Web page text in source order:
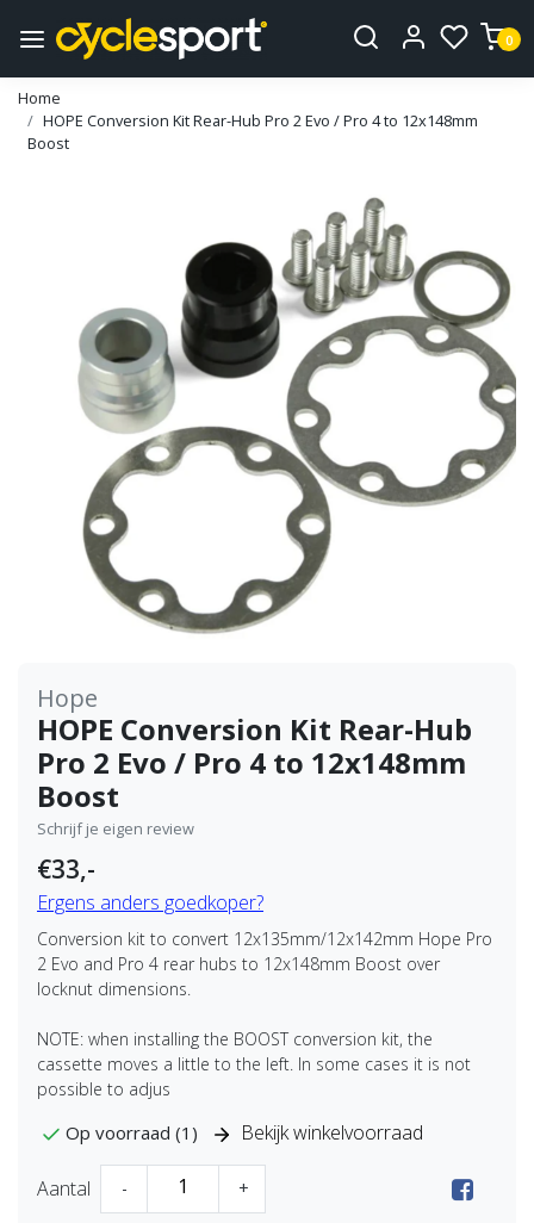
0
Home
HOPE Conversion Kit Rear-Hub Pro 2 Evo / Pro 4 to 12x148mm
Boost
Hope
HOPE Conversion Kit Rear-Hub
Pro 2 Evo / Pro 4 to 12x148mm
Boost
Schrijf je eigen review
€33,-
Ergens anders goedkoper?
Conversion kit to convert 12x135mm/12x142mm Hope Pro
2 Evo and Pro 4 rear hubs to 12x148mm Boost over
locknut dimensions.
NOTE: when installing the BOOST conversion kit, the
cassette moves a little to the left. In some cases it is not
possible to adjus
Op voorraad (1) Bekijk winkelvoorraad
Aantal - +